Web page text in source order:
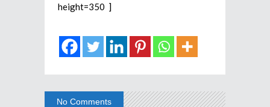
height=350 ]
No Comments